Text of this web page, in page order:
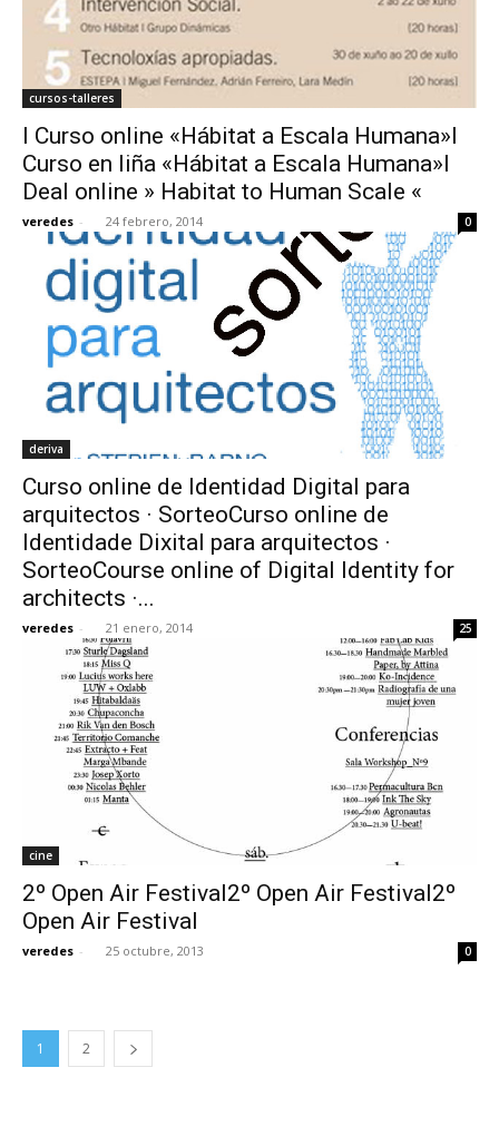
cursos-talleres
I Curso online «Hábitat a Escala Humana»I
Curso en liña «Hábitat a Escala Humana»I
Deal online » Habitat to Human Scale «
veredes - 24 febrero, 2014 0
deriva
Curso online de Identidad Digital para
arquitectos · SorteoCurso online de
Identidade Dixital para arquitectos ·
SorteoCourse online of Digital Identity for
architects ·...
veredes - 21 enero, 2014 25
cine
2º Open Air Festival2º Open Air Festival2º
Open Air Festival
veredes - 25 octubre, 2013 0
1 2